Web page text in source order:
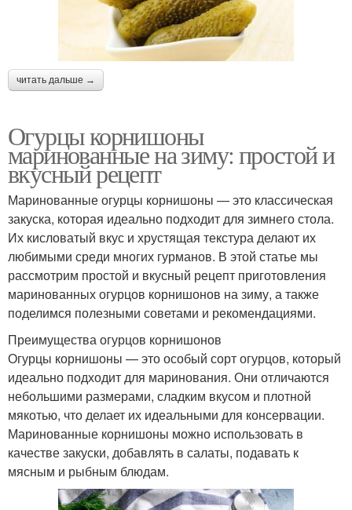
читать дальше →
Огурцы корнишоны
маринованные на зиму: простой и
вкусный рецепт
Маринованные огурцы корнишоны — это классическая
закуска, которая идеально подходит для зимнего стола.
Их кисловатый вкус и хрустящая текстура делают их
любимыми среди многих гурманов. В этой статье мы
рассмотрим простой и вкусный рецепт приготовления
маринованных огурцов корнишонов на зиму, а также
поделимся полезными советами и рекомендациями.
Преимущества огурцов корнишонов
Огурцы корнишоны — это особый сорт огурцов, который
идеально подходит для маринования. Они отличаются
небольшими размерами, сладким вкусом и плотной
мякотью, что делает их идеальными для консервации.
Маринованные корнишоны можно использовать в
качестве закуски, добавлять в салаты, подавать к
мясным и рыбным блюдам.